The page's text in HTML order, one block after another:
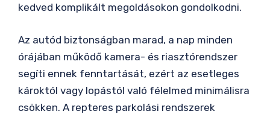
kedved komplikált megoldásokon gondolkodni.
Az autód biztonságban marad, a nap minden
órájában működő kamera- és riasztórendszer
segíti ennek fenntartását, ezért az esetleges
károktól vagy lopástól való félelmed minimálisra
csökken. A repteres parkolási rendszerek